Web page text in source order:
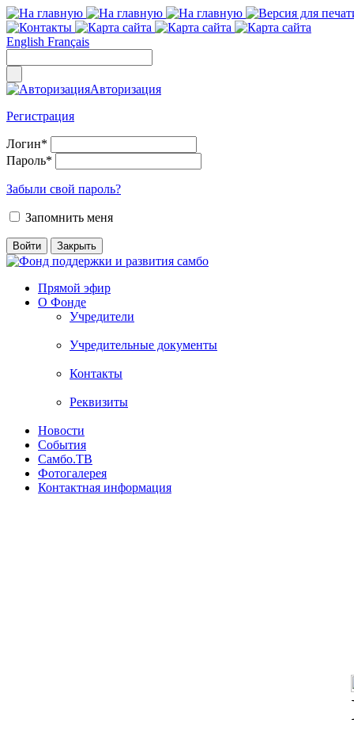
English Français
Авторизация
Регистрация
Логин*
Пароль*
Забыли свой пароль?
Запомнить меня
Прямой эфир
О Фонде
Учредители
Учредительные документы
Контакты
Реквизиты
Новости
События
Самбо.ТВ
Фотогалерея
Контактная информация